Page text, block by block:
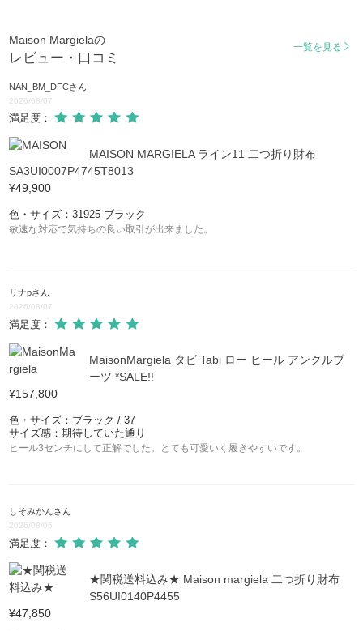
Maison Margielaの
レビュー・口コミ
一覧を見る
NAN_BM_DFCさん
2026/08/07
満足度：
MAISON MARGIELA ライン11 二つ折り財布
SA3UI0007P4745T8013
¥49,900
色・サイズ：31925-ブラック
敏速な対応で気持ちの良い取引が出来ました。
リナpさん
2026/08/07
満足度：
MaisonMargiela タビ Tabi ロー ヒール アンクルブ
ーツ *SALE!!
¥157,800
色・サイズ：ブラック / 37
サイズ感：期待していた通り
ヒール3センチにして正解でした。とても可愛いく履きやすいです。
しそみかんさん
2026/08/06
満足度：
★関税送料込み★ Maison margiela 二つ折り財布
S56UI0140P4455
¥47,850